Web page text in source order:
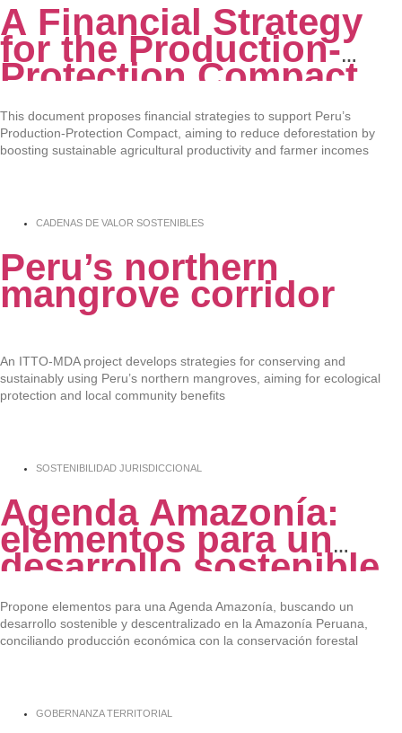
A Financial Strategy
for the Production-
Protection Compact
in the Peruvian
Amazon
This document proposes financial strategies to support Peru’s
Production-Protection Compact, aiming to reduce deforestation by
boosting sustainable agricultural productivity and farmer incomes
CADENAS DE VALOR SOSTENIBLES
Peru’s northern
mangrove corridor
An ITTO-MDA project develops strategies for conserving and
sustainably using Peru’s northern mangroves, aiming for ecological
protection and local community benefits
SOSTENIBILIDAD JURISDICCIONAL
Agenda Amazonía:
elementos para un
desarrollo sostenible
y descentralizado en
la Amazonía peruana
Propone elementos para una Agenda Amazonía, buscando un
desarrollo sostenible y descentralizado en la Amazonía Peruana,
conciliando producción económica con la conservación forestal
GOBERNANZA TERRITORIAL